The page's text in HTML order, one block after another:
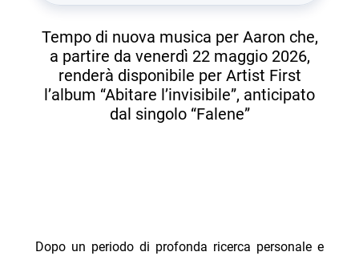
Tempo di nuova musica per Aaron che,
a partire da venerdì 22 maggio 2026,
renderà disponibile per Artist First
l’album “Abitare l’invisibile”, anticipato
dal singolo “Falene”
Dopo un periodo di profonda ricerca personale e